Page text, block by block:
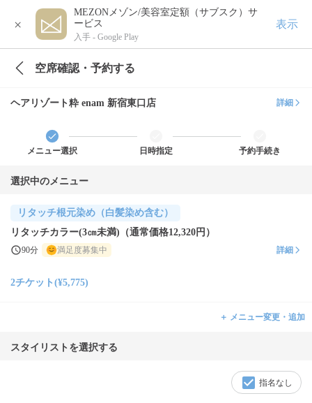
×
MEZONメゾン/美容室定額（サブスク）サ
ービス
入手 - Google Play
表示
空席確認・予約する
ヘアリゾート粋 enam 新宿東口店 詳細
メニュー選択 日時指定 予約手続き
選択中のメニュー
リタッチ根元染め（白髪染め含む）
リタッチカラー(3㎝未満)（通常価格12,320円）
90分 満足度募集中 詳細
2チケット(¥5,775)
＋ メニュー変更・追加
スタイリストを選択する
指名なし